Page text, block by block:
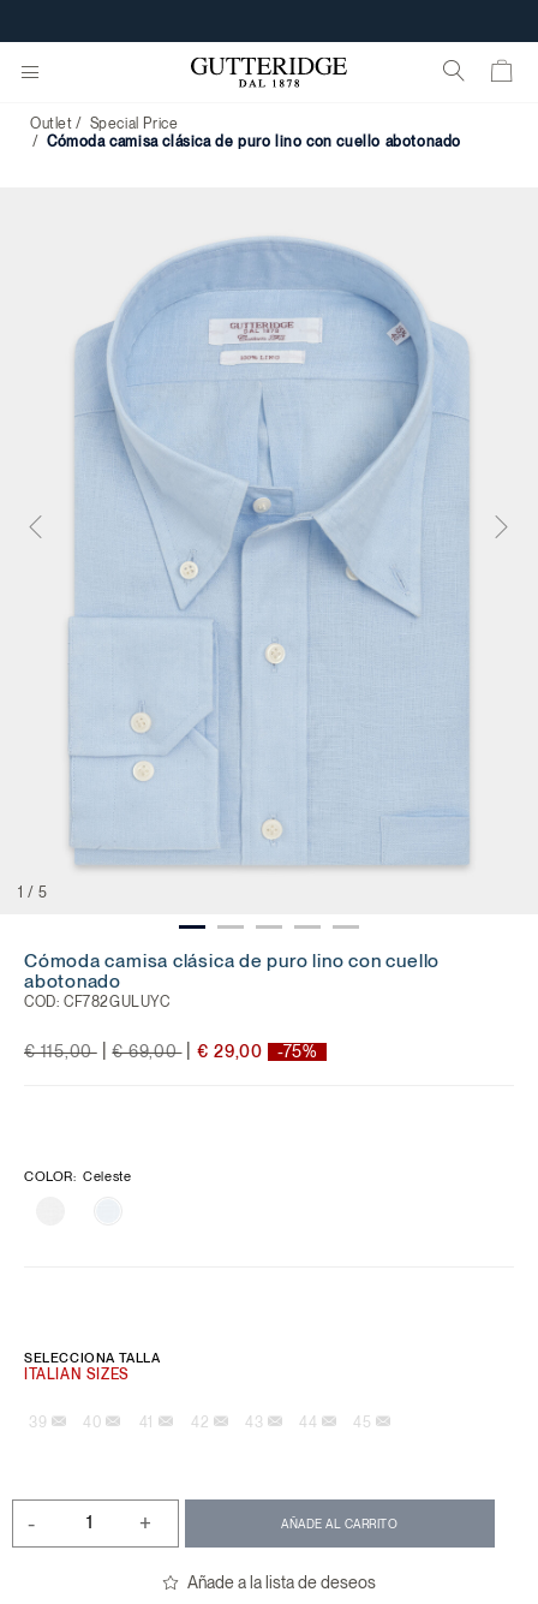
PERSONALIZA TU E-GIFT CARD
Outlet
Special Price
cómoda camisa clásica de puro lino con cuello abotonado
1 /5
Cómoda camisa clásica de puro lino con cuello
abotonado
COD: CF782GULUYC
precio rebajado desde
€ 115,00 a precio rebajado desde
€ 69,00 a € 29,00 -75%
COLOR: Celeste
SELECCIONA TALLA
39 40 41 42 43 44 45
- + AÑADE AL CARRITO
Añade a la lista de deseos